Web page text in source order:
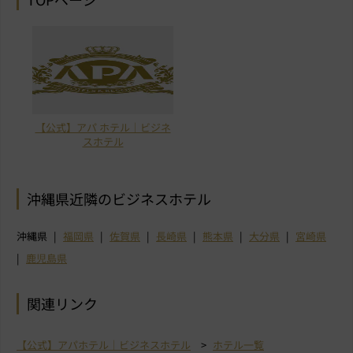
【公式】アパ ホテル｜ビジネ
スホテル
沖縄県近隣のビジネスホテル
沖縄県 福岡県 佐賀県 長崎県 熊本県 大分県
宮崎県
鹿児島県
関連リンク
【公式】アパホテル｜ビジネスホテル
ホテル一覧